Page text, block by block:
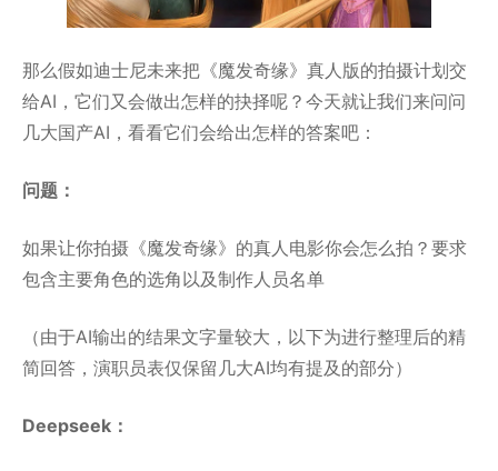
那么假如迪士尼未来把《魔发奇缘》真人版的拍摄计划交
给AI，它们又会做出怎样的抉择呢？今天就让我们来问问
几大国产AI，看看它们会给出怎样的答案吧：
问题：
如果让你拍摄《魔发奇缘》的真人电影你会怎么拍？要求
包含主要角色的选角以及制作人员名单
（由于AI输出的结果文字量较大，以下为进行整理后的精
简回答，演职员表仅保留几大AI均有提及的部分）
Deepseek：